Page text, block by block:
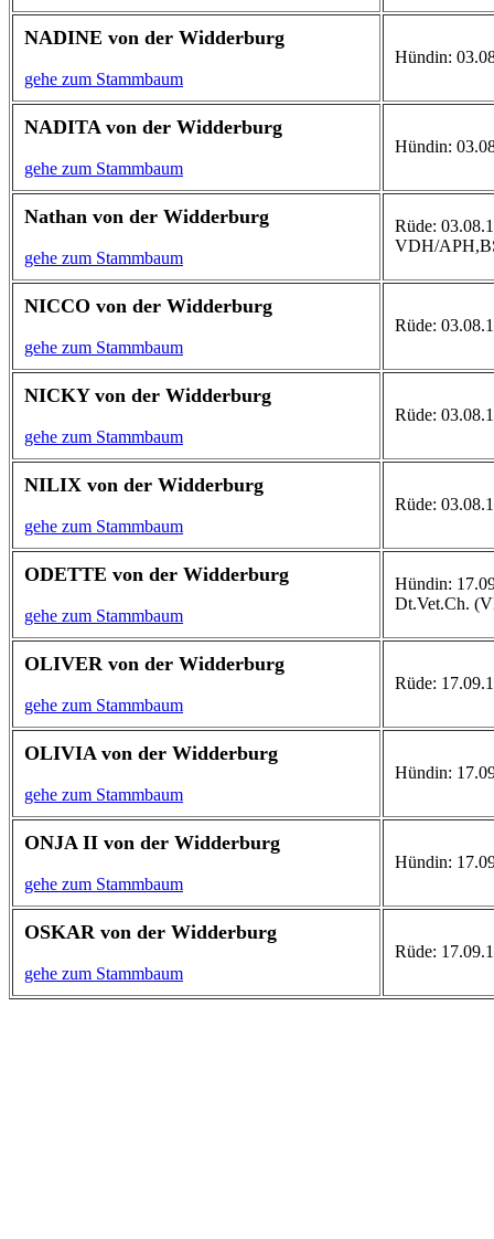
NADINE von der Widderburg
gehe zum Stammbaum
Hündin:
NADITA von der Widderburg
gehe zum Stammbaum
Hündin:
Nathan von der Widderburg
gehe zum Stammbaum
Rüde:
VDH/
NICCO von der Widderburg
gehe zum Stammbaum
Rüde:
NICKY von der Widderburg
gehe zum Stammbaum
Rüde:
NILIX von der Widderburg
gehe zum Stammbaum
Rüde:
ODETTE von der Widderburg
gehe zum Stammbaum
Hündin:
Dt.Vet.Ch.
OLIVER von der Widderburg
gehe zum Stammbaum
Rüde:
OLIVIA von der Widderburg
gehe zum Stammbaum
Hündin:
ONJA II von der Widderburg
gehe zum Stammbaum
Hündin:
OSKAR von der Widderburg
gehe zum Stammbaum
Rüde: